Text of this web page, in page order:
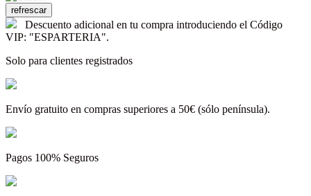
Descuento adicional en tu compra introduciendo el Código
VIP: "ESPARTERIA".
Solo para clientes registrados
Envío gratuito en compras superiores a 50€ (sólo península).
Pagos 100% Seguros